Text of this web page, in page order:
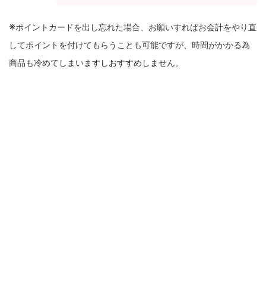
※ポイントカードを出し忘れた場合、お願いすればお会計をやり直
してポイントを付けてもらうことも可能ですが、時間がかかる為
商品も冷めてしまいますしおすすめしません。